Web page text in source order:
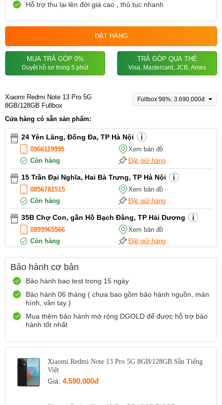
Hỗ trợ thu lại lên đời giá cao , thủ tục nhanh
ĐẶT HÀNG
MUA TRẢ GÓP 0%
Duyệt hồ sơ trong 5 phút
TRẢ GÓP QUA THẺ
Visa, Mastercard, JCB, Amex
Xiaomi Redmi Note 13 Pro 5G
8GB/128GB Fullbox
Fullbox 98%: 3.690.000đ
Cửa hàng có sẵn sản phẩm:
24 Yên Lãng, Đống Đa, TP Hà Nội
0966119995
Xem bản đồ
Còn hàng
Đặt giữ hàng
15 Trần Đại Nghĩa, Hai Bà Trưng, TP Hà Nội
0856781515
Xem bản đồ
Còn hàng
Đặt giữ hàng
35B Chợ Con, gần Hồ Bạch Đằng, TP Hải Dương
0899965566
Xem bản đồ
Còn hàng
Đặt giữ hàng
12 Điện Biên Phủ, TP Hải Phòng
0916551212
Còn hàng
Đặt giữ hàng
Số 72 Trần Thành Ngọ,TP Hải Phòng
Còn hàng
Còn hàng
Đặt giữ hàng
Bảo hành cơ bản
Bảo hành bao test trong 15 ngày
Bảo hành 06 tháng ( chưa bao gồm bảo hành nguồn, màn
hình, vân tay )
Mua thêm bảo hành mở rộng DGOLD để được hỗ trợ bảo
hành tốt nhất
Xiaomi Redmi Note 13 Pro 5G 8GB/128GB Sẵn Tiếng
Việt
Giá: 4.590.000đ